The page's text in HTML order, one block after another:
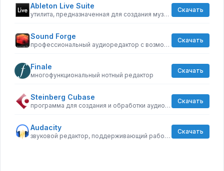
Ableton Live Suite
утилита, предназначенная для создания музыкальных дорожек с использованием виртуальных инструментов
Скачать
Sound Forge
профессиональный аудиоредактор с возможностью создавать композиции уровня мастер-копий
Скачать
Finale
многофункциональный нотный редактор
Скачать
Steinberg Cubase
программа для создания и обработки аудиотреков
Скачать
Audacity
звуковой редактор, поддерживающий работу с несколькими дорожками
Скачать